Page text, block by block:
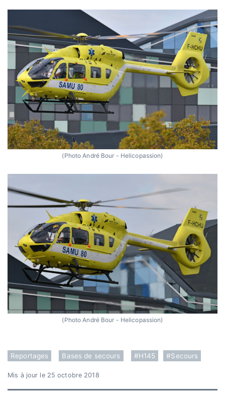
(Photo André Bour - Helicopassion)
(Photo André Bour - Helicopassion)
Reportages Bases de secours #H145 #Secours
Mis à jour le 25 octobre 2018